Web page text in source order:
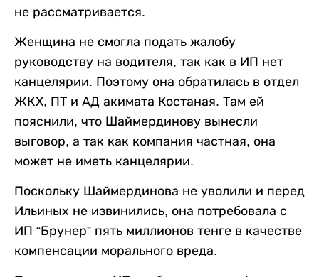
не рассматривается.
Женщина не смогла подать жалобу
руководству на водителя, так как в ИП нет
канцелярии. Поэтому она обратилась в отдел
ЖКХ, ПТ и АД акимата Костаная. Там ей
пояснили, что Шаймердинову вынесли
выговор, а так как компания частная, она
может не иметь канцелярии.
Поскольку Шаймердинова не уволили и перед
Ильиных не извинились, она потребовала с
ИП “Брунер” пять миллионов тенге в качестве
компенсации морального вреда.